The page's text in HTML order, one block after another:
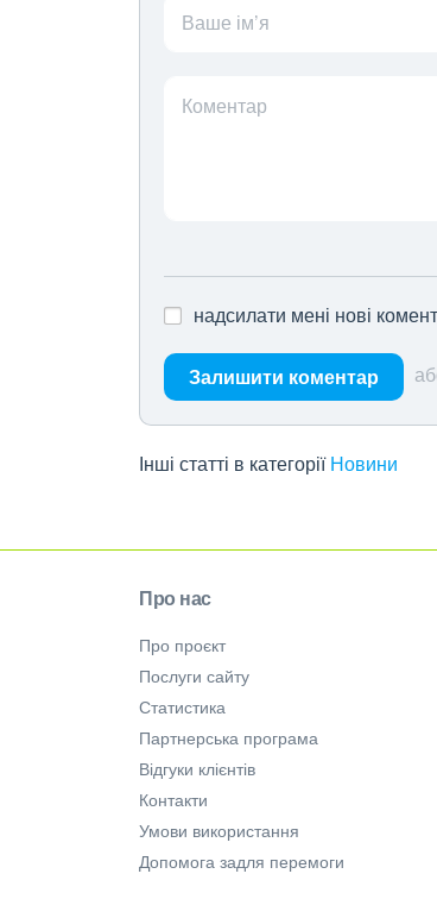
Ваше ім’я
Коментар
надсилати мені нові
Залишити коментар
Інші статті в категорії Новини
Про нас
Про проєкт
Послуги сайту
Статистика
Партнерська програма
Відгуки клієнтів
Контакти
Умови використання
Допомога задля перемоги